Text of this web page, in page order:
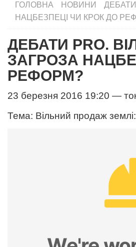
ГОЛОВНА НОВИНИ
НАЦБЕЗПЕЦІ ЧИ КРОК ДО
ДЕБАТИ PRO.
ЗАГРОЗА
РЕФОРМ?
23 березня 2016 19:20 —
Тема: Вільний продаж